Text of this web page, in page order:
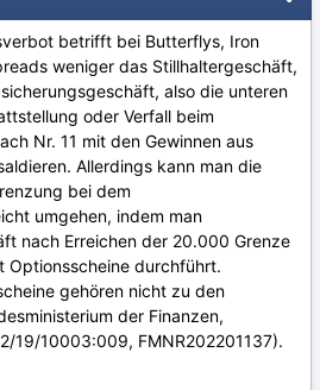
betrifft bei Butterflys, Iron
weniger das Stillhaltergeschäft,
also die unteren
oder Verfall beim
Nr. 11 mit den Gewinnen aus
Allerdings kann man die
bei dem
umgehen, indem man
nach Erreichen der 20.000 Grenze
Optionsscheine durchführt.
gehören nicht zu den
der Finanzen,
19/10003:009, FMNR202201137).